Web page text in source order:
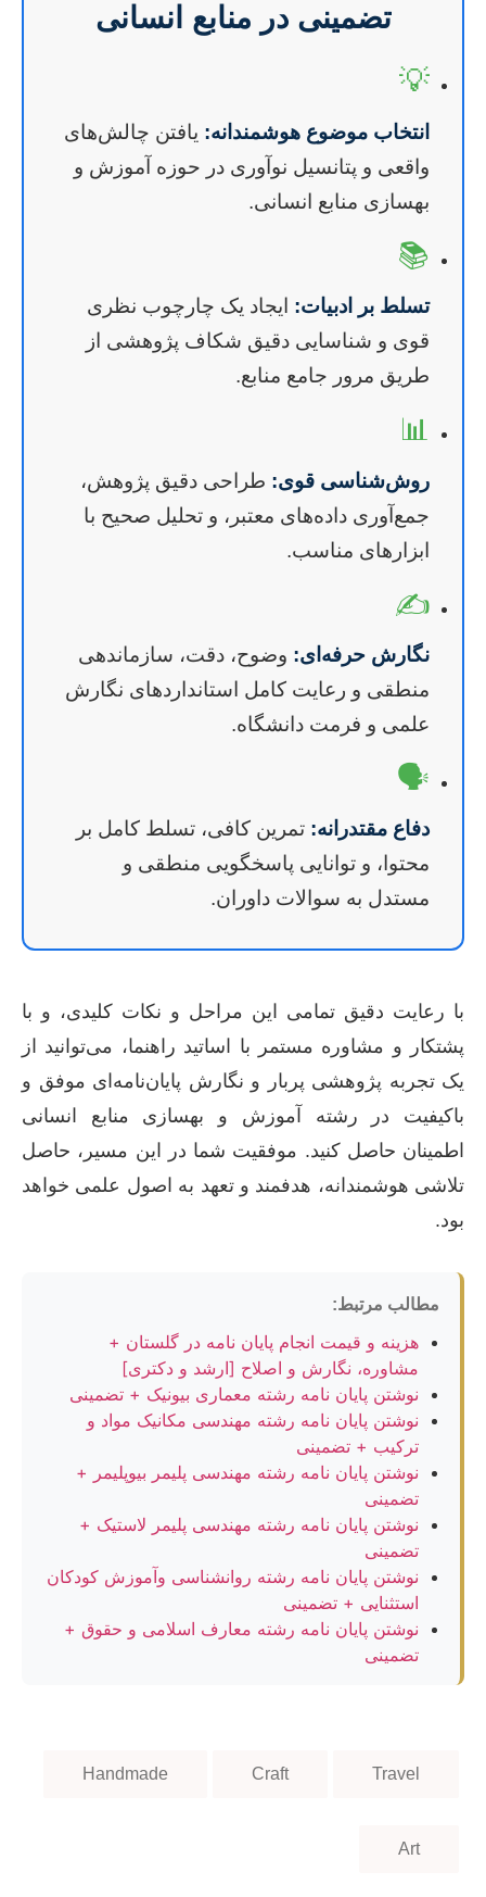
تضمینی در منابع انسانی
💡
انتخاب موضوع هوشمندانه: یافتن چالش‌های
واقعی و پتانسیل نوآوری در حوزه آموزش و
بهسازی منابع انسانی.
📚
تسلط بر ادبیات: ایجاد یک چارچوب نظری
قوی و شناسایی دقیق شکاف پژوهشی از
طریق مرور جامع منابع.
📊
روش‌شناسی قوی: طراحی دقیق پژوهش،
جمع‌آوری داده‌های معتبر، و تحلیل صحیح با
ابزارهای مناسب.
✍️
نگارش حرفه‌ای: وضوح، دقت، سازماندهی
منطقی و رعایت کامل استانداردهای نگارش
علمی و فرمت دانشگاه.
🗣️
دفاع مقتدرانه: تمرین کافی، تسلط کامل بر
محتوا، و توانایی پاسخگویی منطقی و
مستدل به سوالات داوران.
با رعایت دقیق تمامی این مراحل و نکات کلیدی، و با
پشتکار و مشاوره مستمر با اساتید راهنما، می‌توانید از
یک تجربه پژوهشی پربار و نگارش پایان‌نامه‌ای موفق و
باکیفیت در رشته آموزش و بهسازی منابع انسانی
اطمینان حاصل کنید. موفقیت شما در این مسیر، حاصل
تلاشی هوشمندانه، هدفمند و تعهد به اصول علمی خواهد
بود.
مطالب مرتبط:
هزینه و قیمت انجام پایان نامه در گلستان +
مشاوره، نگارش و اصلاح [ارشد و دکتری]
نوشتن پایان نامه رشته معماری بیونیک + تضمینی
نوشتن پایان نامه رشته مهندسی مکانیک مواد و
ترکیب + تضمینی
نوشتن پایان نامه رشته مهندسی پلیمر بیوپلیمر +
تضمینی
نوشتن پایان نامه رشته مهندسی پلیمر لاستیک +
تضمینی
نوشتن پایان نامه رشته روانشناسی وآموزش کودکان
استثنایی + تضمینی
نوشتن پایان نامه رشته معارف اسلامی و حقوق +
تضمینی
Travel
Craft
Handmade
Art